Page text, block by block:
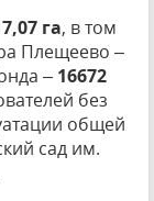
га, в том
Плещеево –
– 16672
без
общей
сад им.